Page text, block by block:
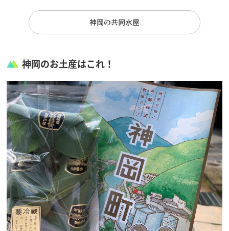
行きたいリスト
神岡の共同水屋
神岡のお土産はこれ！